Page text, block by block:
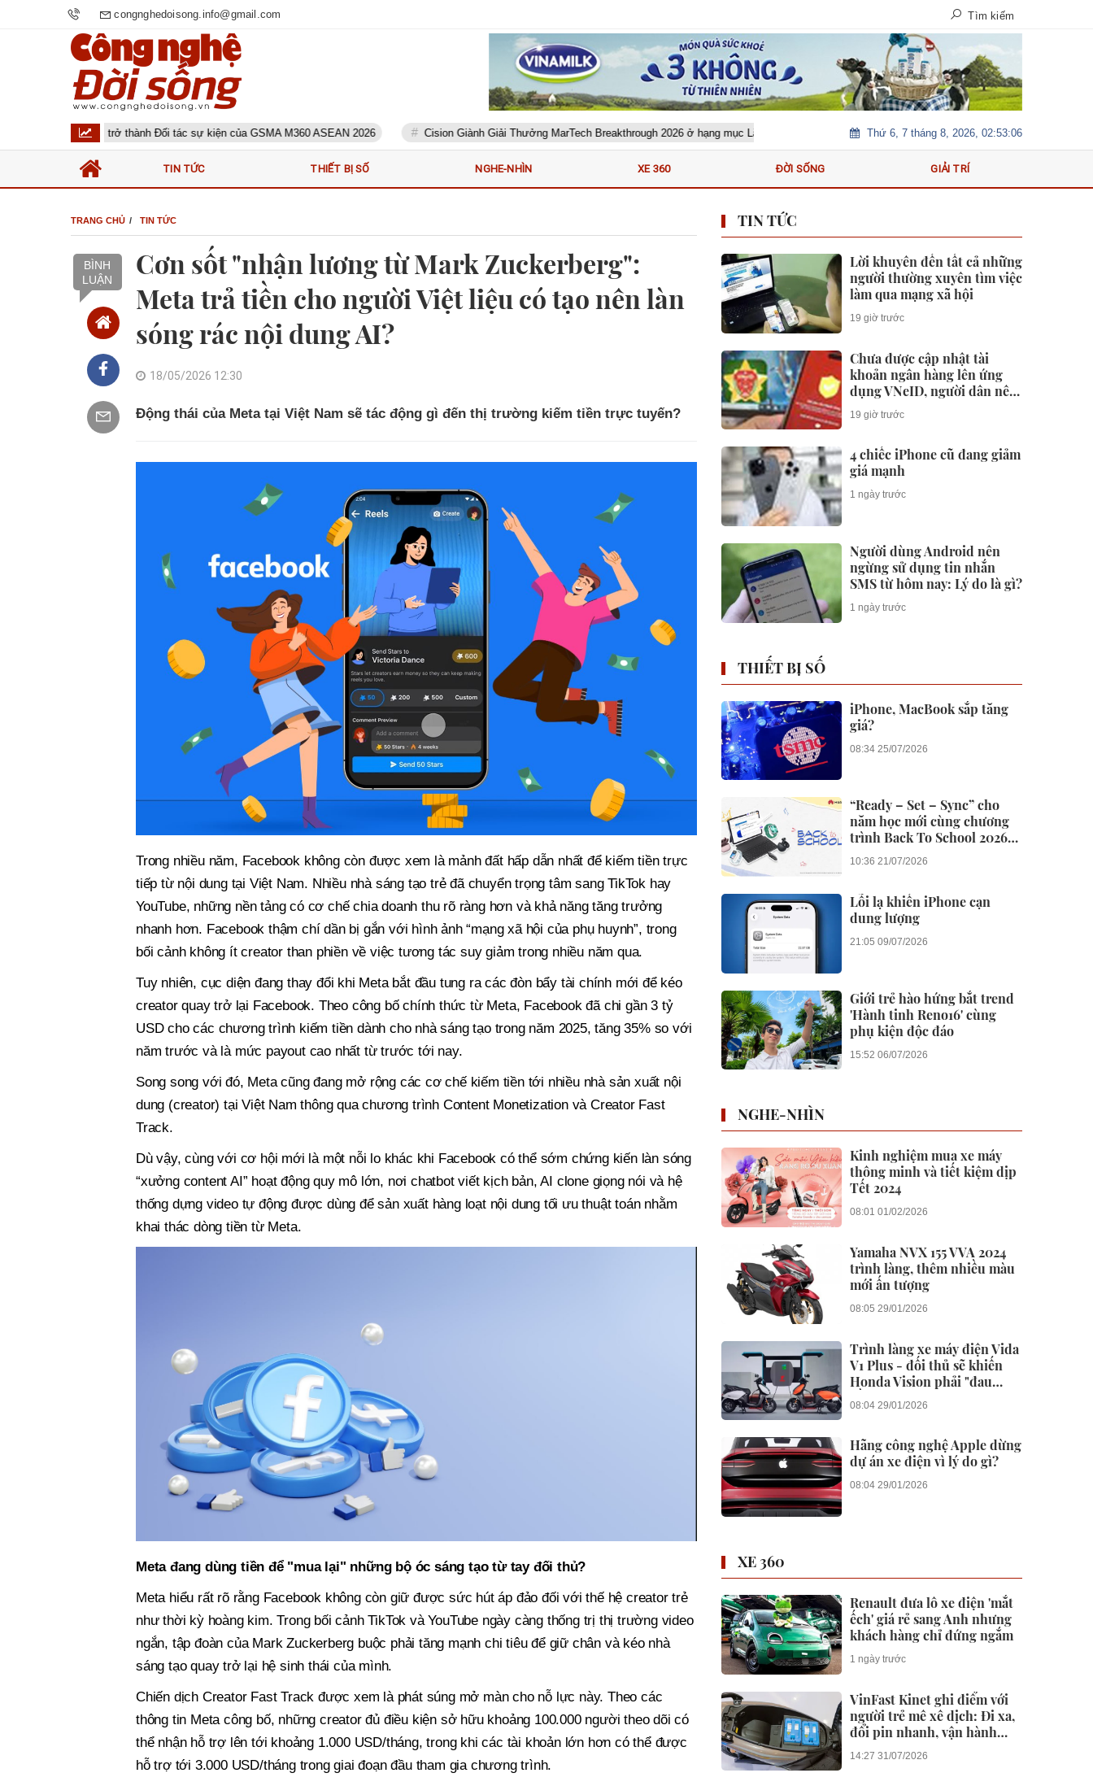
congnghedoisong.info@gmail.com Tìm kiếm
Huawei trở thành Đối tác sự kiện của GSMA M360 ASEAN 2026 Cision Giành Giải Thưởng MarTech Breakthrough 2026 ở hạng mục Lắng Nghe Mạng Xã Hội, Phân Phối Thông Cáo Báo Chí và Tối Ưu Hóa Công
Thứ 6, 7 tháng 8, 2026, 02:53:08
TIN TỨC THIẾT BỊ SỐ NGHE-NHÌN XE 360 ĐỜI SỐNG GIẢI TRÍ
TRANG CHỦ TIN TỨC
BÌNH
LUẬN
Cơn sốt "nhận lương từ Mark Zuckerberg":
Meta trả tiền cho người Việt liệu có tạo nên làn
sóng rác nội dung AI?
18/05/2026 12:30
Động thái của Meta tại Việt Nam sẽ tác động gì đến thị trường kiếm tiền trực tuyến?
Trong nhiều năm, Facebook không còn được xem là mảnh đất hấp dẫn nhất để kiếm tiền trực
tiếp từ nội dung tại Việt Nam. Nhiều nhà sáng tạo trẻ đã chuyển trọng tâm sang TikTok hay
YouTube, những nền tảng có cơ chế chia doanh thu rõ ràng hơn và khả năng tăng trưởng
nhanh hơn. Facebook thậm chí dần bị gắn với hình ảnh “mạng xã hội của phụ huynh”, trong
bối cảnh không ít creator than phiền về việc tương tác suy giảm trong nhiều năm qua.
Tuy nhiên, cục diện đang thay đổi khi Meta bắt đầu tung ra các đòn bẩy tài chính mới để kéo
creator quay trở lại Facebook. Theo công bố chính thức từ Meta, Facebook đã chi gần 3 tỷ
USD cho các chương trình kiếm tiền dành cho nhà sáng tạo trong năm 2025, tăng 35% so với
năm trước và là mức payout cao nhất từ trước tới nay.
Song song với đó, Meta cũng đang mở rộng các cơ chế kiếm tiền tới nhiều nhà sản xuất nội
dung (creator) tại Việt Nam thông qua chương trình Content Monetization và Creator Fast
Track.
Dù vậy, cùng với cơ hội mới là một nỗi lo khác khi Facebook có thể sớm chứng kiến làn sóng
“xưởng content AI” hoạt động quy mô lớn, nơi chatbot viết kịch bản, AI clone giọng nói và hệ
thống dựng video tự động được dùng để sản xuất hàng loạt nội dung tối ưu thuật toán nhằm
khai thác dòng tiền từ Meta.
Meta đang dùng tiền để "mua lại" những bộ óc sáng tạo từ tay đối thủ?
Meta hiểu rất rõ rằng Facebook không còn giữ được sức hút áp đảo đối với thế hệ creator trẻ
như thời kỳ hoàng kim. Trong bối cảnh TikTok và YouTube ngày càng thống trị thị trường video
ngắn, tập đoàn của Mark Zuckerberg buộc phải tăng mạnh chi tiêu để giữ chân và kéo nhà
sáng tạo quay trở lại hệ sinh thái của mình.
Chiến dịch Creator Fast Track được xem là phát súng mở màn cho nỗ lực này. Theo các
thông tin Meta công bố, những creator đủ điều kiện sở hữu khoảng 100.000 người theo dõi có
thể nhận hỗ trợ lên tới khoảng 1.000 USD/tháng, trong khi các tài khoản lớn hơn có thể được
hỗ trợ tới 3.000 USD/tháng trong giai đoạn đầu tham gia chương trình.
TIN TỨC
Lời khuyên đến tất cả những
người thường xuyên tìm việc
làm qua mạng xã hội
19 giờ trước
Chưa được cập nhật tài
khoản ngân hàng lên ứng
dụng VNeID, người dân nên
làm gì?
19 giờ trước
4 chiếc iPhone cũ đang giảm
giá mạnh
1 ngày trước
Người dùng Android nên
ngừng sử dụng tin nhắn
SMS từ hôm nay: Lý do là gì?
1 ngày trước
THIẾT BỊ SỐ
iPhone, MacBook sắp tăng
giá?
08:34 25/07/2026
“Ready – Set – Sync” cho
năm học mới cùng chương
trình Back To School 2026
của Huawei
10:36 21/07/2026
Lỗi lạ khiến iPhone cạn
dung lượng
21:05 09/07/2026
Giới trẻ hào hứng bắt trend
'Hành tinh Reno16' cùng
phụ kiện độc đáo
15:52 06/07/2026
NGHE-NHÌN
Kinh nghiệm mua xe máy
thông minh và tiết kiệm dịp
Tết 2024
08:01 01/02/2026
Yamaha NVX 155 VVA 2024
trình làng, thêm nhiều màu
mới ấn tượng
08:05 29/01/2026
Trình làng xe máy điện Vida
V1 Plus - đối thủ sẽ khiến
Honda Vision phải "đau
đầu"
08:04 29/01/2026
Hãng công nghệ Apple dừng
dự án xe điện vì lý do gì?
08:04 29/01/2026
XE 360
Renault đưa lô xe điện 'mắt
ếch' giá rẻ sang Anh nhưng
khách hàng chỉ đứng ngắm
1 ngày trước
VinFast Kinet ghi điểm với
người trẻ mê xê dịch: Đi xa,
đổi pin nhanh, vận hành
mạnh mẽ
14:27 31/07/2026